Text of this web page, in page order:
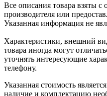
Все описания товара взяты с
производителя или
Указанная информация не
Характеристики, внешний
товара иногда могут
уточнять интересующие
телефону.
Указанная стоимость
наличие и комплектацию